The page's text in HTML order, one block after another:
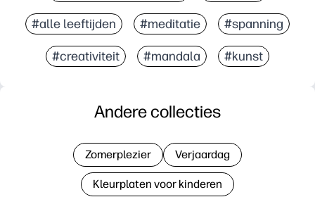
#alle leeftijden #meditatie #spanning
#creativiteit #mandala #kunst
Andere collecties
Zomerplezier Verjaardag
Kleurplaten voor kinderen